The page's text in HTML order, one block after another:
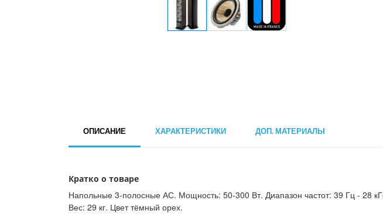
ОПИСАНИЕ ХАРАКТЕРИСТИКИ ДОП. МАТЕРИАЛЫ
Кратко о товаре
Напольные 3-полосные АС. Мощность: 50-300 Вт. Диапазон частот: 39 Гц - 28
Вес: 29 кг. Цвет тёмный орех.